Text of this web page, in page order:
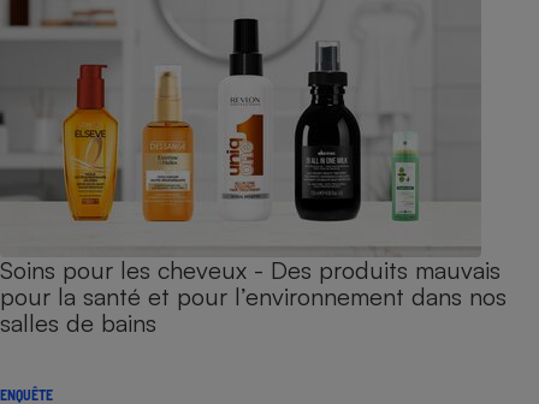
Soins pour les cheveux - Des produits mauvais
pour la santé et pour l’environnement dans nos
salles de bains
ENQUÊTE